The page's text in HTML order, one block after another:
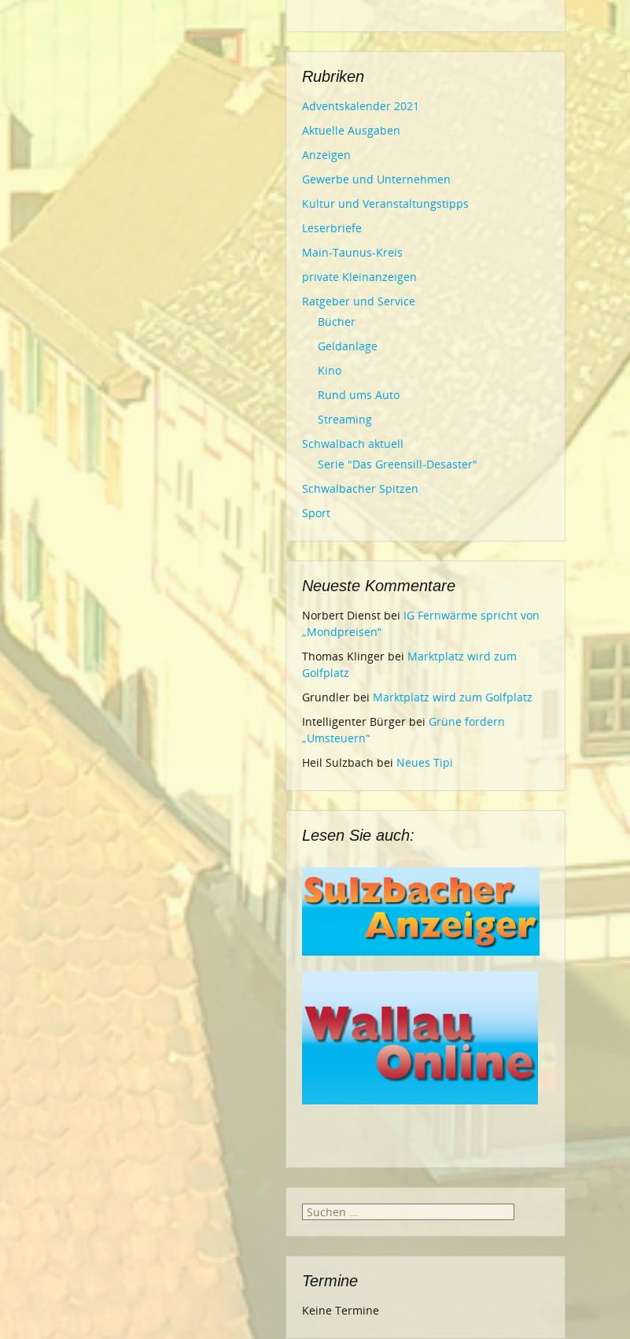
Rubriken
Adventskalender 2021
Aktuelle Ausgaben
Anzeigen
Gewerbe und Unternehmen
Kultur und Veranstaltungstipps
Leserbriefe
Main-Taunus-Kreis
private Kleinanzeigen
Ratgeber und Service
Bücher
Geldanlage
Kino
Rund ums Auto
Streaming
Schwalbach aktuell
Serie "Das Greensill-Desaster"
Schwalbacher Spitzen
Sport
Neueste Kommentare
Norbert Dienst bei IG Fernwärme spricht von
„Mondpreisen“
Thomas Klinger bei Marktplatz wird zum
Golfplatz
Grundler bei Marktplatz wird zum Golfplatz
Intelligenter Bürger bei Grüne fordern
„Umsteuern“
Heil Sulzbach bei Neues Tipi
Lesen Sie auch:
Suche
Termine
Keine Termine